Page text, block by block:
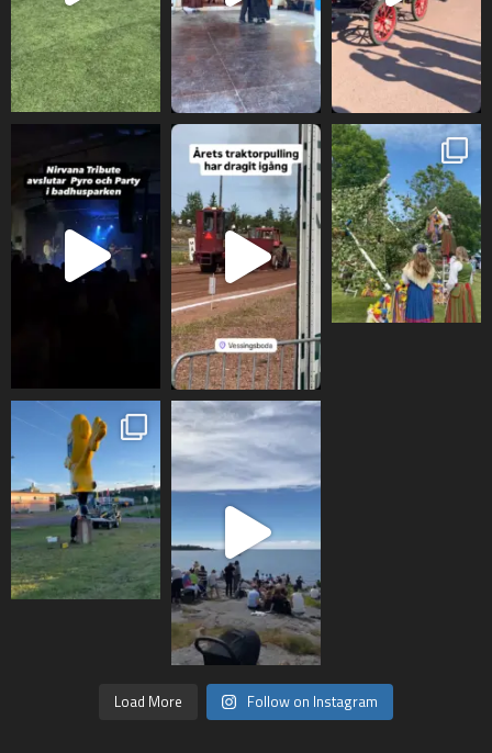
Load More Follow on Instagram